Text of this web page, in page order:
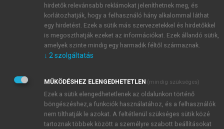
ANYAGISMERET
Impresszum
chevron_right 1. Bevezetés
chevron_right 2. Anyagszerkezet
chevron_right 3. Anyagvizsgálat
chevron_right 5. Technológiák
chevron_right 6. Elektromos vezetési tulajdonságok
chevron_right
7. Mágneses anyagok
8. Irodalomjegyzék
hirdetők relevánsabb reklámokat jeleníthetnek meg, és
korlátozhatják, hogy a felhasználó hány alkalommal láthat
egy hirdetést. Ezek a sütik más szervezetekkel és hirdetőkkel
is megoszthatják ezeket az információkat. Ezek állandó sütik,
amelyek szinte mindig egy harmadik féltől származnak.
↓ 2 szolgáltatás
MŰKÖDÉSHEZ ELENGEDHETETLEN (mindig szükséges)
Ezek a sütik elengedhetetlenek az oldalunkon történő
böngészéshez,a funkciók használatához, és a felhasználók
nem tilthatják le azokat. A feltétlenül szükséges sütik közé
tartoznak többek között a személyre szabott beállításokat